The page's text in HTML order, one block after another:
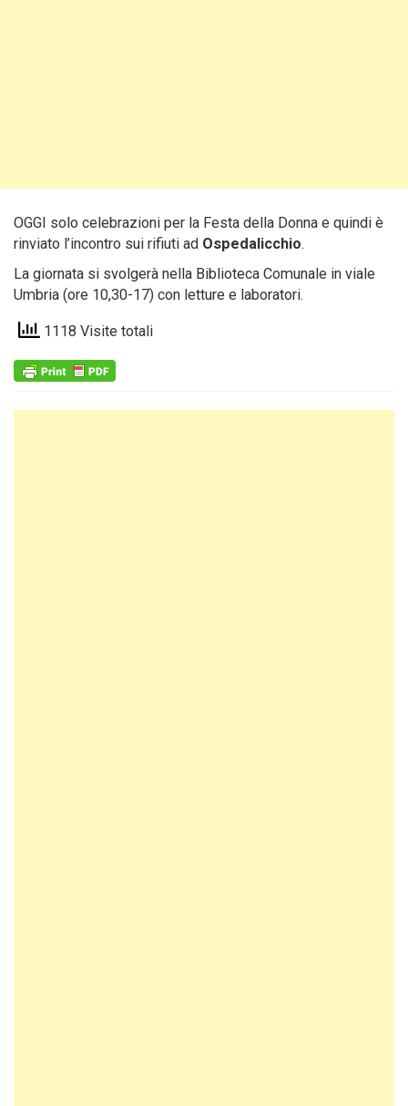
OGGI solo celebrazioni per la Festa della Donna e quindi è
rinviato l’incontro sui rifiuti ad Ospedalicchio.
La giornata si svolgerà nella Biblioteca Comunale in viale
Umbria (ore 10,30-17) con letture e laboratori.
1118 Visite totali